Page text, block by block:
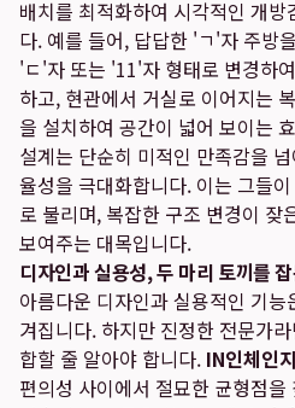
배치를 최적화하여 시각적인 개
다. 예를 들어, 답답한 'ㄱ'자 주방
'ㄷ'자 또는 '11'자 형태로 변경하
하고, 현관에서 거실로 이어지는
을 설치하여 공간이 넓어 보이는
설계는 단순히 미적인 만족감을
율성을 극대화합니다. 이는 그들이
로 불리며, 복잡한 구조 변경이 잦
보여주는 대목입니다.
디자인과 실용성, 두 마리 토끼를
아름다운 디자인과 실용적인 기
겨집니다. 하지만 진정한 전문가
합할 줄 알아야 합니다. IN인체인지
편의성 사이에서 절묘한 균형점